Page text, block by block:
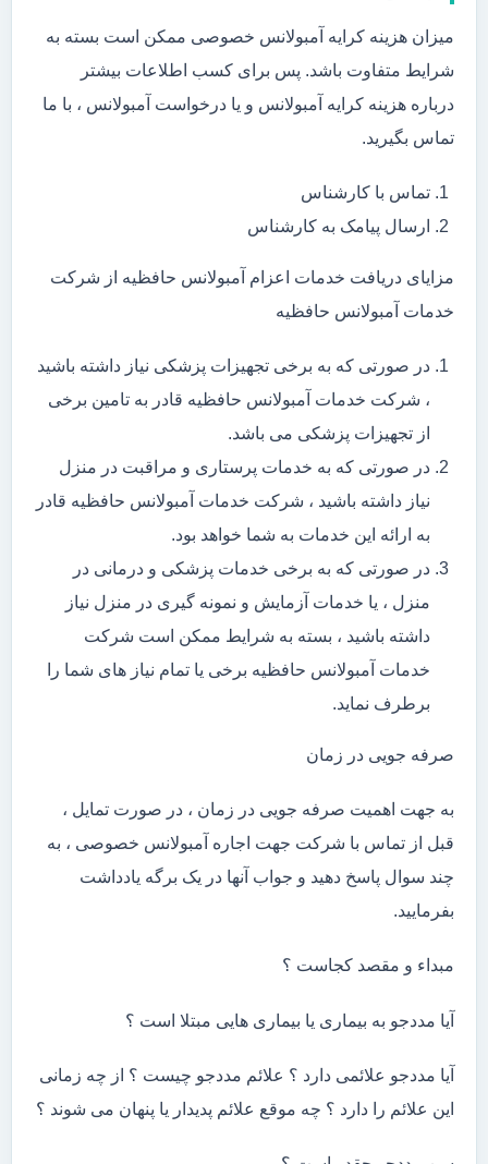
میزان هزینه کرایه آمبولانس خصوصی ممکن است بسته به
شرایط متفاوت باشد. پس برای کسب اطلاعات بیشتر
درباره هزینه کرایه آمبولانس و یا درخواست آمبولانس ، با ما
تماس بگیرید.
تماس با کارشناس
ارسال پیامک به کارشناس
مزایای دریافت خدمات اعزام آمبولانس حافظیه از شرکت
خدمات آمبولانس حافظیه
در صورتی که به برخی تجهیزات پزشکی نیاز داشته باشید
، شرکت خدمات آمبولانس حافظیه قادر به تامین برخی
از تجهیزات پزشکی می باشد.
در صورتی که به خدمات پرستاری و مراقبت در منزل
نیاز داشته باشید ، شرکت خدمات آمبولانس حافظیه قادر
به ارائه این خدمات به شما خواهد بود.
در صورتی که به برخی خدمات پزشکی و درمانی در
منزل ، یا خدمات آزمایش و نمونه گیری در منزل نیاز
داشته باشید ، بسته به شرایط ممکن است شرکت
خدمات آمبولانس حافظیه برخی یا تمام نیاز های شما را
برطرف نماید.
صرفه جویی در زمان
به جهت اهمیت صرفه جویی در زمان ، در صورت تمایل ،
قبل از تماس با شرکت جهت اجاره آمبولانس خصوصی ، به
چند سوال پاسخ دهید و جواب آنها در یک برگه یادداشت
بفرمایید.
مبداء و مقصد کجاست ؟
آیا مددجو به بیماری یا بیماری هایی مبتلا است ؟
آیا مددجو علائمی دارد ؟ علائم مددجو چیست ؟ از چه زمانی
این علائم را دارد ؟ چه موقع علائم پدیدار یا پنهان می شوند ؟